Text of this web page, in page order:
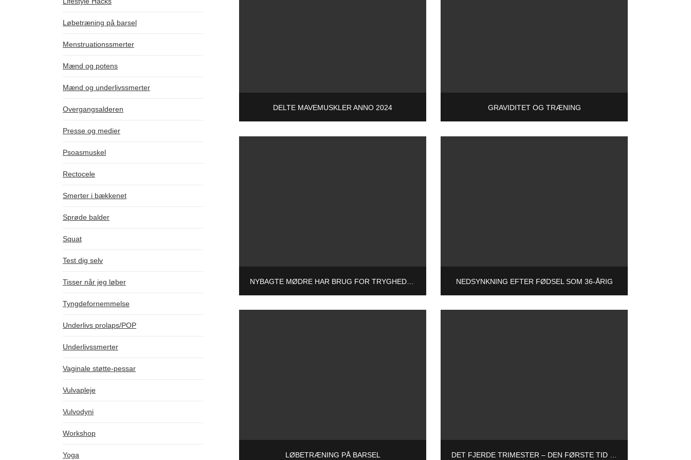
DELTE MAVEMUSKLER ANNO 2024 GRAVIDITET OG TRÆNING
NYBAGTE MØDRE HAR BRUG FOR TRYGHED OG RO – OG INGEN STRESS NEDSYNKNING EFTER FØDSEL SOM 36-ÅRIG
LØBETRÆNING PÅ BARSEL DET FJERDE TRIMESTER – DEN FØRSTE TID EFTER FØDSLEN
Løbetræning på barsel
Menstruationssmerter
Mænd og potens
Mænd og underlivssmerter
Overgangsalderen
Presse og medier
Psoasmuskel
Rectocele
Smerter i bækkenet
Sprøde balder
Squat
Test dig selv
Tisser når jeg løber
Tyngdefornemmelse
Underlivs prolaps/POP
Underlivssmerter
Vaginale støtte-pessar
Vulvapleje
Vulvodyni
Workshop
Yoga